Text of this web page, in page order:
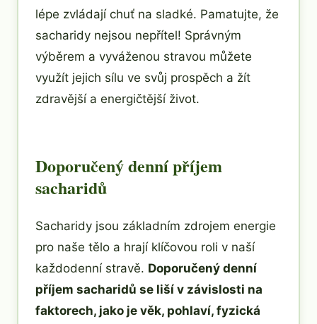
lépe zvládají chuť na sladké. Pamatujte, že
sacharidy nejsou nepřítel! Správným
výběrem a vyváženou stravou můžete
využít jejich sílu ve svůj prospěch a žít
zdravější a energičtější život.
Doporučený denní příjem
sacharidů
Sacharidy jsou základním zdrojem energie
pro naše tělo a hrají klíčovou roli v naší
každodenní stravě. Doporučený denní
příjem sacharidů se liší v závislosti na
faktorech, jako je věk, pohlaví, fyzická